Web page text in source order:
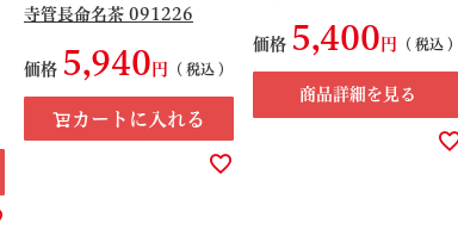
寺管長命名茶 091226
価格 5,940 税込
カートに入れる
価格 5,400 税込
商品詳細を見る